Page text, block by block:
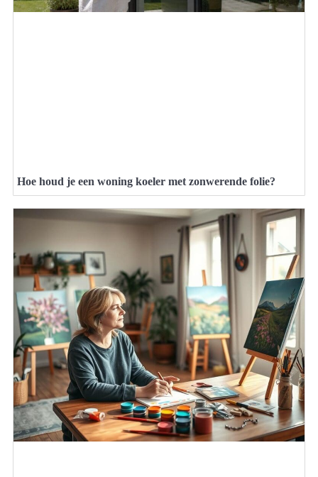
Hoe houd je een woning koeler met zonwerende folie?